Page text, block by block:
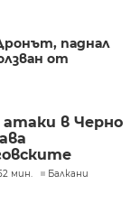
паднал
от
в Черно
мин. Балкани